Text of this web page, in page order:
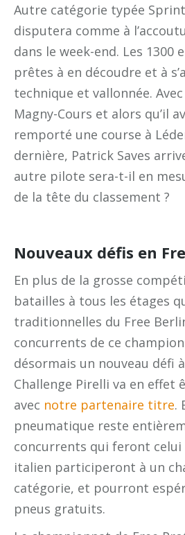
Autre catégorie typée
disputera comme à
dans le week-end. Les 1300
prêtes à en découdre et à
technique et vallonnée.
Magny-Cours et alors qu’il
remporté une course à
dernière, Patrick Saves
autre pilote sera-t-il en
de la tête du classement ?
Nouveaux défis en
En plus de la grosse
batailles à tous les étages
traditionnelles du Free
concurrents de ce
désormais un nouveau défi
Challenge Pirelli va en effet
avec notre partenaire titre.
pneumatique reste
concurrents qui feront
italien participeront à un
catégorie, et pourront
pneus gratuits.